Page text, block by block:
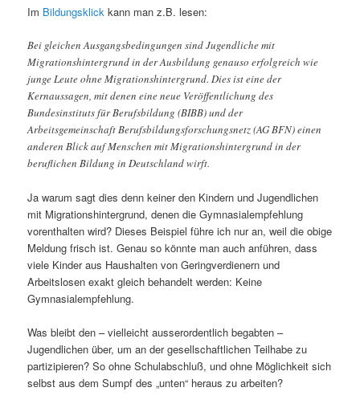
Im Bildungsklick kann man z.B. lesen:
Bei gleichen Ausgangsbedingungen sind Jugendliche mit
Migrationshintergrund in der Ausbildung genauso erfolgreich wie
junge Leute ohne Migrationshintergrund. Dies ist eine der
Kernaussagen, mit denen eine neue Veröffentlichung des
Bundesinstituts für Berufsbildung (BIBB) und der
Arbeitsgemeinschaft Berufsbildungsforschungsnetz (AG BFN) einen
anderen Blick auf Menschen mit Migrationshintergrund in der
beruflichen Bildung in Deutschland wirft.
Ja warum sagt dies denn keiner den Kindern und Jugendlichen
mit Migrationshintergrund, denen die Gymnasialempfehlung
vorenthalten wird? Dieses Beispiel führe ich nur an, weil die obige
Meldung frisch ist. Genau so könnte man auch anführen, dass
viele Kinder aus Haushalten von Geringverdienern und
Arbeitslosen exakt gleich behandelt werden: Keine
Gymnasialempfehlung.
Was bleibt den – vielleicht ausserordentlich begabten –
Jugendlichen über, um an der gesellschaftlichen Teilhabe zu
partizipieren? So ohne Schulabschluß, und ohne Möglichkeit sich
selbst aus dem Sumpf des „unten“ heraus zu arbeiten?